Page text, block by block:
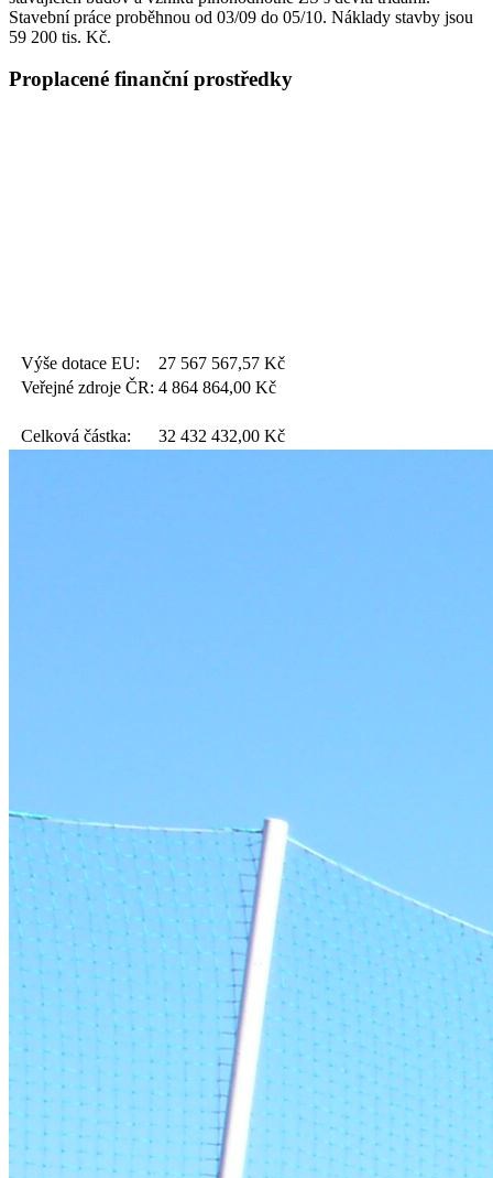
Stavební práce proběhnou od 03/09 do 05/10. Náklady stavby jsou
59 200 tis. Kč.
Proplacené finanční prostředky
Výše dotace EU: 27 567 567,57 Kč
Veřejné zdroje ČR: 4 864 864,00 Kč
Celková částka: 32 432 432,00 Kč